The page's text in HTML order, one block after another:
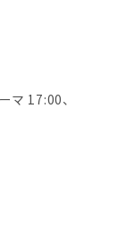
マ 17:00、